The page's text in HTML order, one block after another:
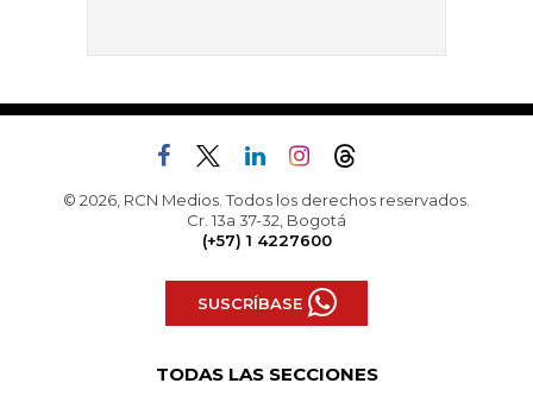
© 2026, RCN Medios. Todos los derechos reservados.
Cr. 13a 37-32, Bogotá
(+57) 1 4227600
SUSCRÍBASE
TODAS LAS SECCIONES